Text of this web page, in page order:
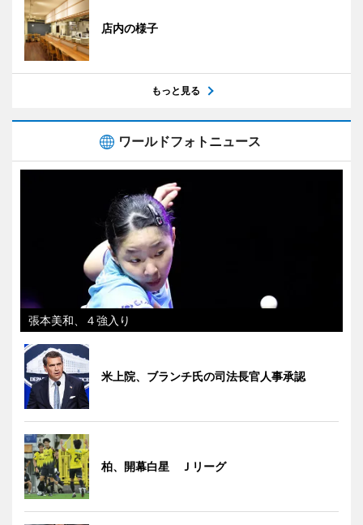
店内の様子
もっと見る
ワールドフォトニュース
張本美和、４強入り
米上院、ブランチ氏の司法長官人事承認
柏、開幕白星 Ｊリーグ